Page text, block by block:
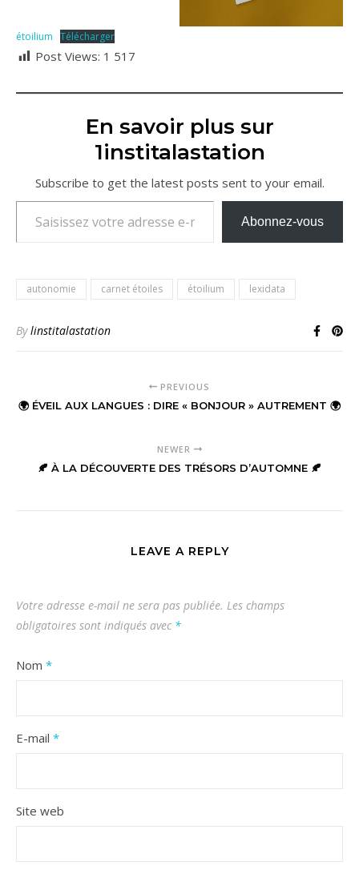
étoilium Télécharger
Post Views: 1 517
En savoir plus sur
1institalastation
Subscribe to get the latest posts sent to your email.
Saisissez votre adresse e-mail…
Abonnez-vous
autonomie carnet étoiles étoilium lexidata
Bylinstitalastation
PREVIOUS
🌍 ÉVEIL AUX LANGUES : DIRE « BONJOUR » AUTREMENT 🌍
NEWER
🍂 À LA DÉCOUVERTE DES TRÉSORS D’AUTOMNE 🍂
LEAVE A REPLY
Votre adresse e-mail ne sera pas publiée. Les champs
obligatoires sont indiqués avec *
Nom *
E-mail *
Site web